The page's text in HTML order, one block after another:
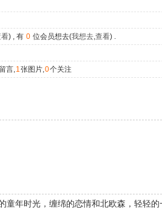
) , 有 0 位会员想去(我想去,查看) .
言,1张图片,0个关注
童年时光，缠绵的恋情和北欧森，轻轻